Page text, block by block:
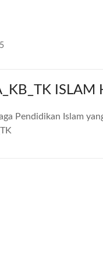
ISLAM
Pendidikan Islam